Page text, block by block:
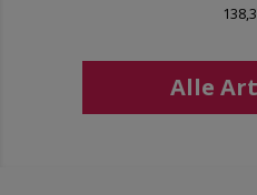
Alle